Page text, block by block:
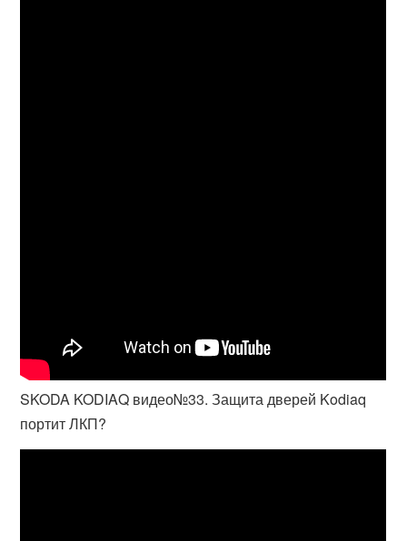
SKODA KODIAQ видео№33. Защита дверей Kodiaq
портит ЛКП?